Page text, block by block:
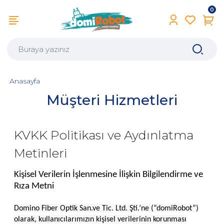
0
Müşteri Hizmetleri
Anasayfa
KVKK Politikası ve Aydınlatma
Metinleri
Kişisel Verilerin İşlenmesine İlişkin Bilgilendirme ve
Rıza Metni
Domino Fiber Optik San.ve Tic. Ltd. Şti.’ne (“domiRobot”)
olarak, kullanıcılarımızın kişisel verilerinin korunması